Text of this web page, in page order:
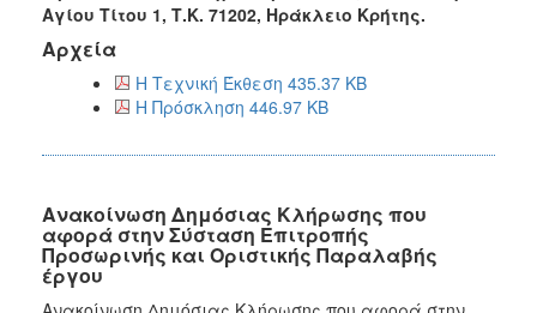
Αγίου Τίτου 1, Τ.Κ. 71202, Ηράκλειο Κρήτης.
Αρχεία
Η Τεχνική Έκθεση 435.37 KB
Η Πρόσκληση 446.97 KB
Ανακοίνωση Δημόσιας Κλήρωσης που
αφορά στην Σύσταση Επιτροπής
Προσωρινής και Οριστικής Παραλαβής
έργου